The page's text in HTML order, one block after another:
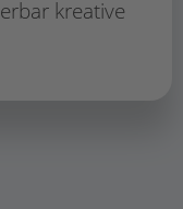
kreative